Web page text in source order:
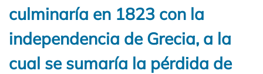
culminaría en 1823 con la
independencia de Grecia, a la
cual se sumaría la pérdida de